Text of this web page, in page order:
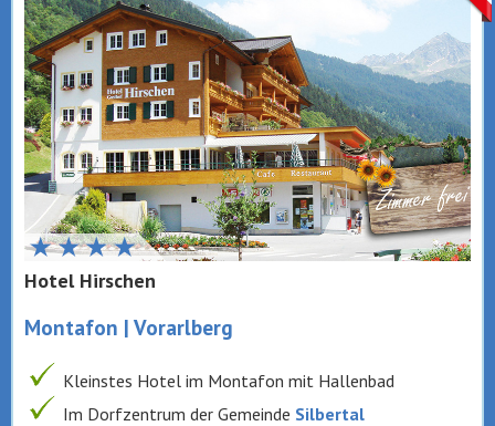
Hotel Hirschen
Montafon | Vorarlberg
Kleinstes Hotel im Montafon mit Hallenbad
Im Dorfzentrum der Gemeinde Silbertal